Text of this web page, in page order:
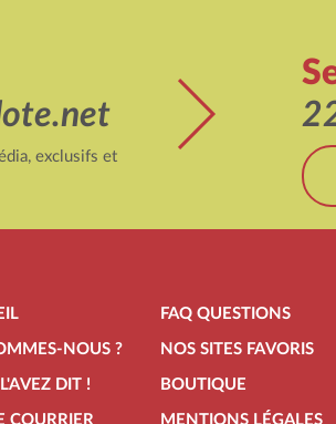
exclusifs et
NOUS ?
DIT !
COURRIER
FAQ QUESTIONS
NOS SITES FAVORIS
BOUTIQUE
MENTIONS LÉGALES